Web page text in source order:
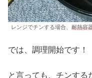
レンジでチンする場合、 耐熱容
では、調理開始です！
と言っても、チンする